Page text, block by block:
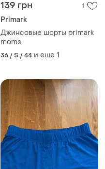
139 грн 1
Primark
Джинсовые шорты primark
moms
36 / S / 44 и еще 1